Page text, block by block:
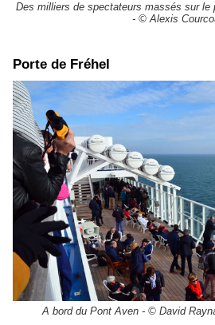
Des milliers de spectateurs massés sur le
- © Alexis
Porte de Fréhel
A bord du Pont Aven - © David